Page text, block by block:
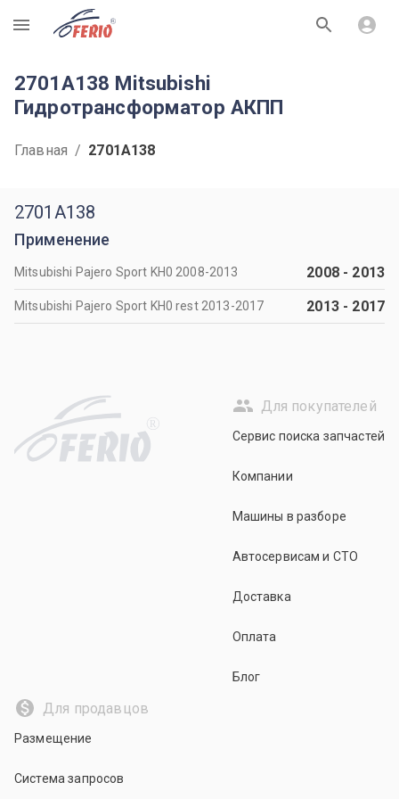
R
2701A138 Mitsubishi
Гидротрансформатор АКПП
Главная / 2701A138
2701A138
Применение
Mitsubishi Pajero Sport KH0 2008-2013 2008- 2013
Mitsubishi Pajero Sport KH0 rest 2013-2017 2013- 2017
R
Для покупателей
Сервис поиска запчастей
Компании
Машины в разборе
Автосервисам и СТО
Доставка
Оплата
Блог
Для продавцов
Размещение
Система запросов